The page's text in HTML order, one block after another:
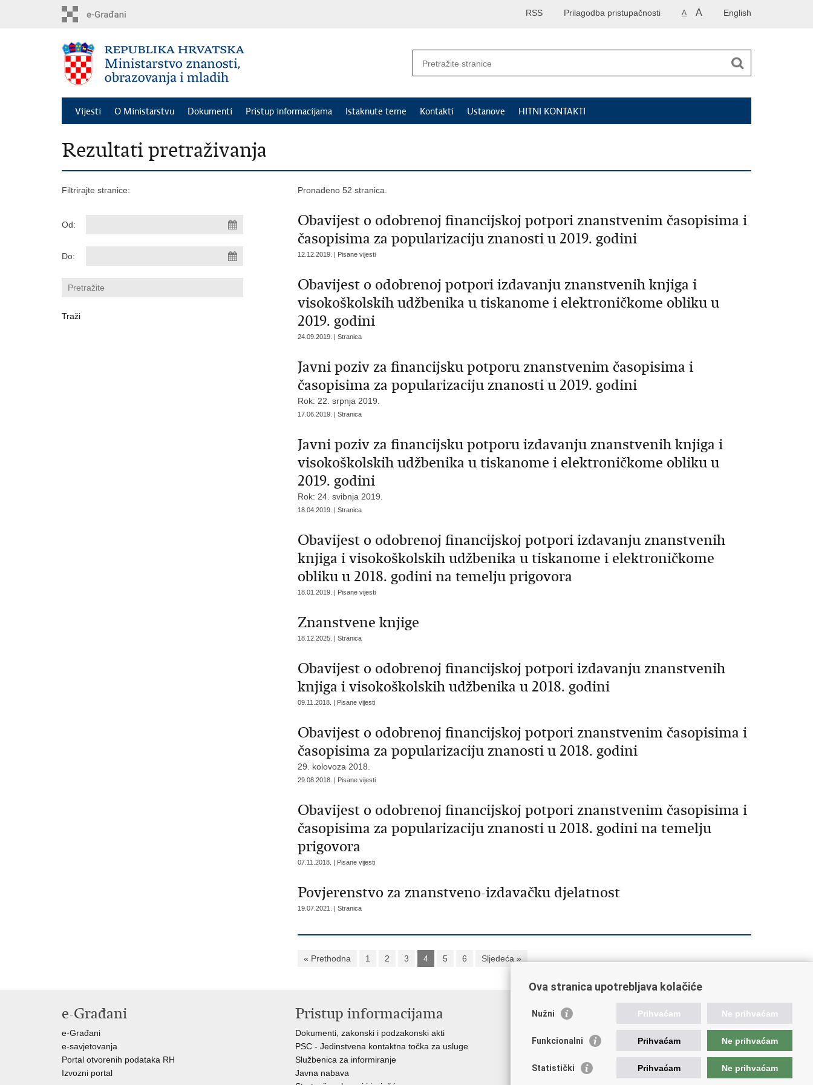
English
A A
Prilagodba pristupačnosti
RSS
Vijesti O Ministarstvu Dokumenti Pristup informacijama Istaknute teme Kontakti Ustanove HITNI KONTAKTI
Rezultati pretraživanja
Filtrirajte stranice:
Od:
Do:
Pronađeno 52 stranica.
Obavijest o odobrenoj financijskoj potpori znanstvenim časopisima i
časopisima za popularizaciju znanosti u 2019. godini
12.12.2019. | Pisane vijesti
Obavijest o odobrenoj potpori izdavanju znanstvenih knjiga i
visokoškolskih udžbenika u tiskanome i elektroničkome obliku u
2019. godini
24.09.2019. | Stranica
Javni poziv za financijsku potporu znanstvenim časopisima i
časopisima za popularizaciju znanosti u 2019. godini
Rok: 22. srpnja 2019.
17.06.2019. | Stranica
Javni poziv za financijsku potporu izdavanju znanstvenih knjiga i
visokoškolskih udžbenika u tiskanome i elektroničkome obliku u
2019. godini
Rok: 24. svibnja 2019.
18.04.2019. | Stranica
Obavijest o odobrenoj financijskoj potpori izdavanju znanstvenih
knjiga i visokoškolskih udžbenika u tiskanome i elektroničkome
obliku u 2018. godini na temelju prigovora
18.01.2019. | Pisane vijesti
Znanstvene knjige
18.12.2025. | Stranica
Obavijest o odobrenoj financijskoj potpori izdavanju znanstvenih
knjiga i visokoškolskih udžbenika u 2018. godini
09.11.2018. | Pisane vijesti
Obavijest o odobrenoj financijskoj potpori znanstvenim časopisima i
časopisima za popularizaciju znanosti u 2018. godini
29. kolovoza 2018.
29.08.2018. | Pisane vijesti
Obavijest o odobrenoj financijskoj potpori znanstvenim časopisima i
časopisima za popularizaciju znanosti u 2018. godini na temelju
prigovora
07.11.2018. | Pisane vijesti
Povjerenstvo za znanstveno-izdavačku djelatnost
19.07.2021. | Stranica
« Prethodna 1 2 3 4 5 6 Sljedeća »
e-Građani
e-Građani
e-savjetovanja
Portal otvorenih podataka RH
Izvozni portal
Pristup informacijama
Dokumenti, zakonski i podzakonski akti
PSC - Jedinstvena kontaktna točka za usluge
Službenica za informiranje
Javna nabava
Korisne poveznice
AZOO
AMPEU
Ova stranica upotrebljava kolačiće
Nužni Prihvaćam Ne prihvaćam
Funkcionalni Prihvaćam Ne prihvaćam
Statistički Prihvaćam Ne prihvaćam